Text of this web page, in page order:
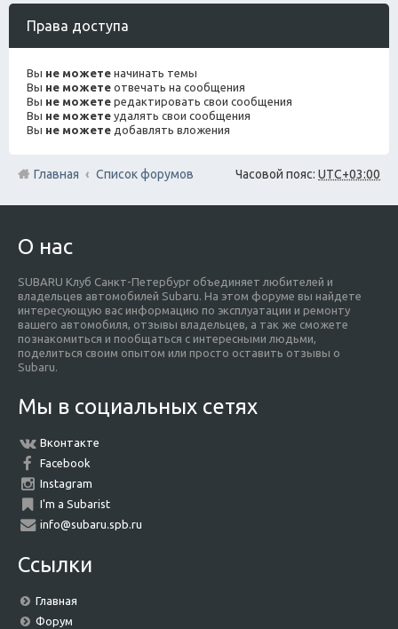
Права доступа
Вы не можете начинать темы
Вы не можете отвечать на сообщения
Вы не можете редактировать свои сообщения
Вы не можете удалять свои сообщения
Вы не можете добавлять вложения
Часовой пояс: UTC+03:00
Главная Список форумов
О нас
SUBARU Клуб Санкт-Петербург объединяет любителей и
владельцев автомобилей Subaru. На этом форуме вы найдете
интересующую вас информацию по эксплуатации и ремонту
вашего автомобиля, отзывы владельцев, а так же сможете
познакомиться и пообщаться с интересными людьми,
поделиться своим опытом или просто оставить отзывы о
Subaru.
Мы в социальных сетях
Вконтакте
Facebook
Instagram
I'm a Subarist
info@subaru.spb.ru
Ссылки
Главная
Форум